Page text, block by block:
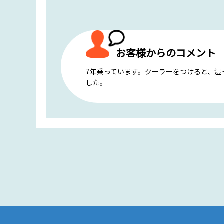
お客様からのコメント
7年乗っています。クーラーをつけると、
した。